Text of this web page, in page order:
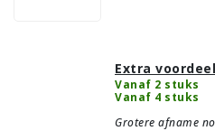
Extra voordeel
Vanaf 2 stuks
Vanaf 4 stuks
Grotere afname